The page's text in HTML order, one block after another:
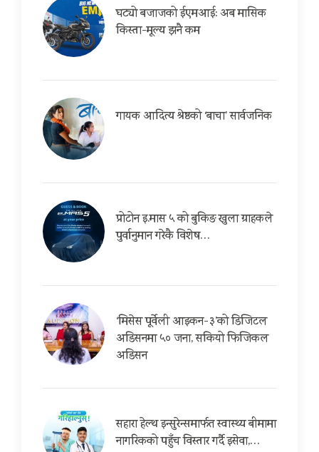
घट्यो बजाजको ईएमआई: अब मासिक
किस्ता-मूल्य झनै कम
गायक आदित्य श्रेष्ठको ‘बाचा’ सार्वजनिक
प्रोटोन इ.मास ५ को बुकिङ खुला ग्राहकले
पुर्वानुमान गरेकै विशेष…
‘मिसेस पूर्वेली आइकन-३’को डिजिटल
अडिसनमा ५० जना, सकियो फिजिकल
अडिसन
सहारा हेल्थ इन्सुरेन्समार्फत स्वास्थ्य बीमामा
नागरिकको पहुँच विस्तार गर्दै इसेवा,…